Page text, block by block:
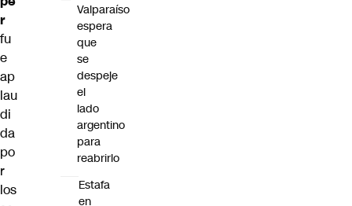
r
fu
e
ap
lau
di
da
po
r
los
Valparaíso
espera
que
se
despeje
el
lado
argentino
para
reabrirlo
Estafa
en